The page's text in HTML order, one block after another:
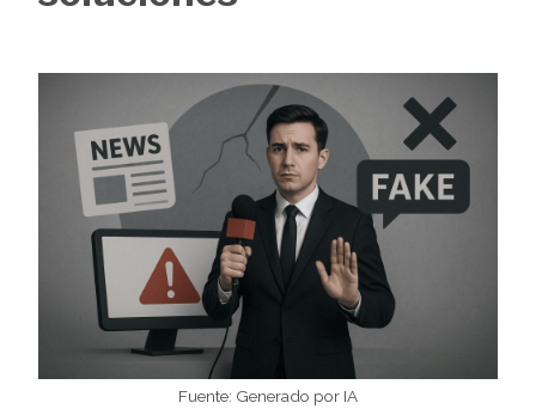
navegación
Fuente: Generado por IA